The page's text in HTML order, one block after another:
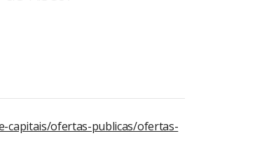
capitais/ofertas-publicas/ofertas-